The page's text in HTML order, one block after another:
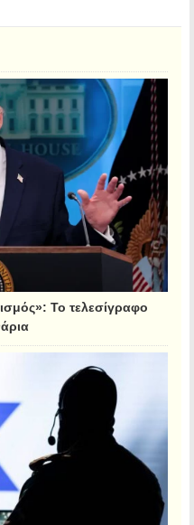
Το τελεσίγραφο